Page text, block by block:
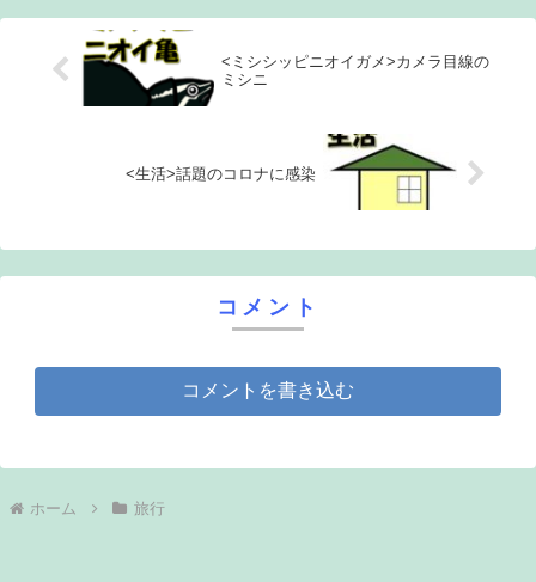
<ミシシッピニオイガメ>カメラ目線の
ミシニ
<生活>話題のコロナに感染
コメント
コメントを書き込む
ホーム 旅行